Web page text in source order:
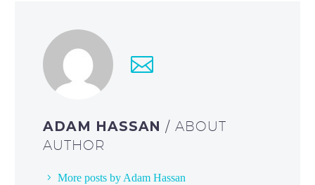
ADAM HASSAN/ ABOUT
AUTHOR
More posts by Adam Hassan